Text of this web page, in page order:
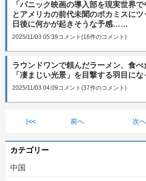
「パニック映画の導入部を現実世界で
とアメリカの前代未聞のポカミスに
日後に何かが起きそうな予感……
2025/11/03 05:39コメント(16件のコメント)
ラウンドワンで頼んだラーメン、食べ
「凄まじい光景」を目撃する羽目に
2025/11/03 04:09コメント(37件のコメント)
|<< 前へ 次へ
カテゴリー
中国